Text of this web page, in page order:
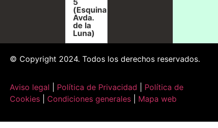
(Esquina
Avda.
de la
Luna)
© Copyright 2024. Todos los derechos reservados.
Aviso legal Política de Privacidad
Política de
Cookies
Condiciones generales Mapa web